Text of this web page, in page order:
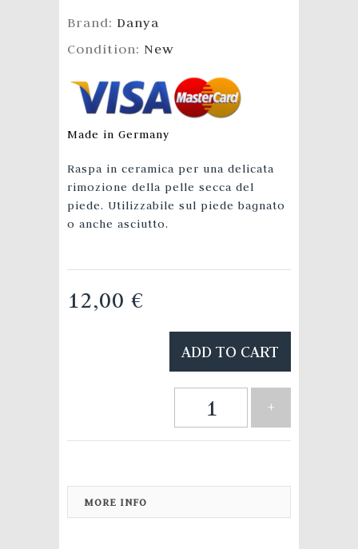
Brand: Danya
Condition: New
Made in Germany
Raspa in ceramica per una delicata
rimozione della pelle secca del
piede. Utilizzabile sul piede bagnato
o anche asciutto.
12,00 €
ADD TO CART
+
MORE INFO